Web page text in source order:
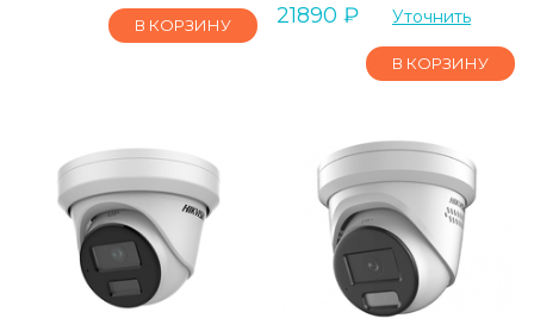
В КОРЗИНУ 21890 ₽ Уточнить
В КОРЗИНУ